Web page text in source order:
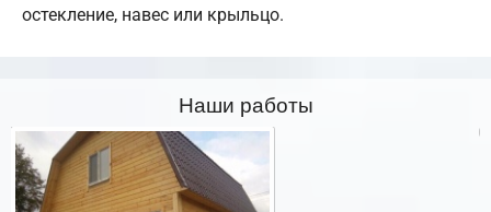
остекление, навес или крыльцо.
Наши работы